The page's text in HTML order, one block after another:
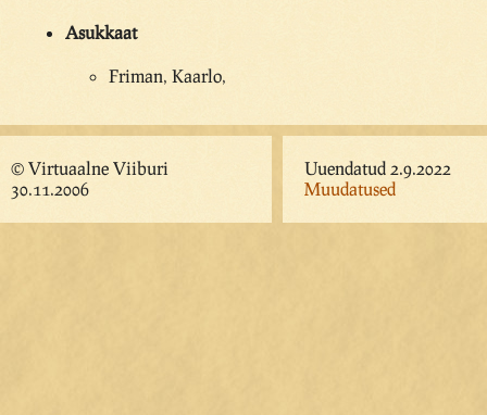
Asukkaat
Friman, Kaarlo,
© Virtuaalne Viiburi
30.11.2006
Uuendatud 2.9.2022
Muudatused